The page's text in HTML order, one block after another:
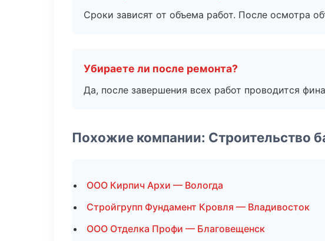
Сроки зависят от объема работ. После осмотра
Убираете ли после ремонта?
Да, после завершения всех работ проводится
Похожие компании: Строительство
ООО Кирпич Архи — Вологда
Стройгрупп Фундамент Кровля — Владивосток
ООО Отделка Профи — Благовещенск